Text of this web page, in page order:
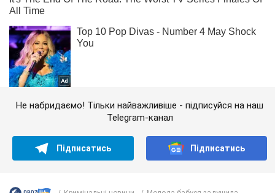
Не набридаємо! Тільки найважливіше - підписуйся на наш
Telegram-канал
Підписатись Підписатись